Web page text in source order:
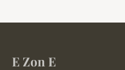
E Zon E